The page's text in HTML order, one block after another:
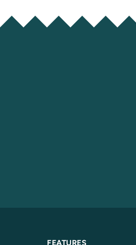
FEATURES